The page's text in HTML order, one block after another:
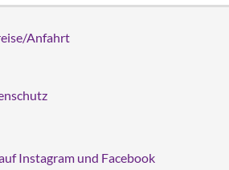
Anfahrt
Instagram und Facebook